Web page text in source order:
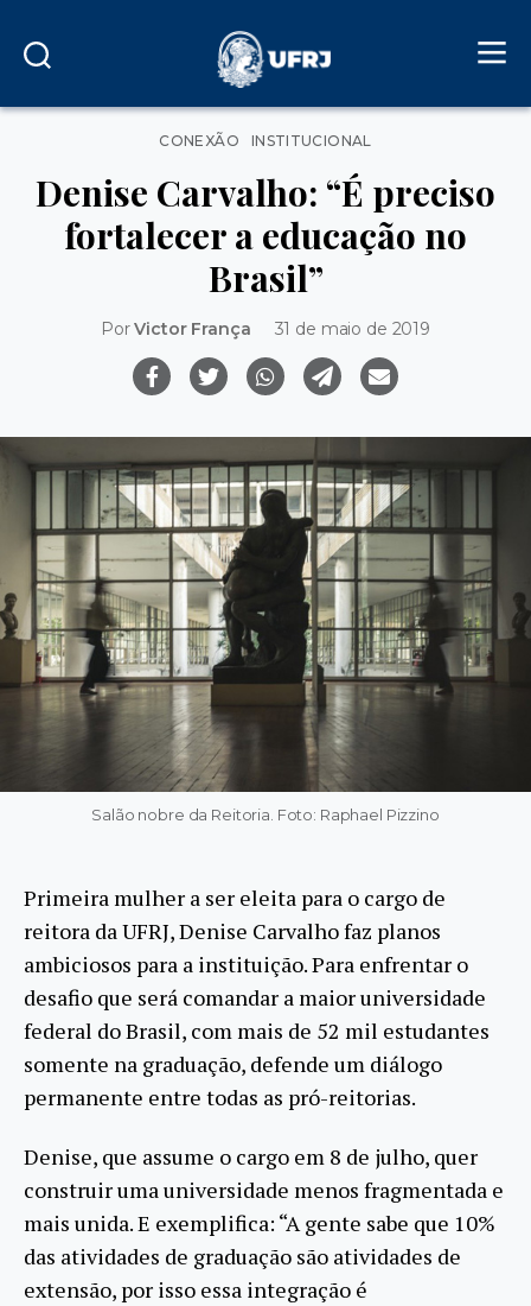
Categorias
CONEXÃO INSTITUCIONAL
Denise Carvalho: “É preciso
fortalecer a educação no
Brasil”
PorVictor França 31 de maio de 2019
Salão nobre da Reitoria. Foto: Raphael Pizzino
Primeira mulher a ser eleita para o cargo de
reitora da UFRJ, Denise Carvalho faz planos
ambiciosos para a instituição. Para enfrentar o
desafio que será comandar a maior universidade
federal do Brasil, com mais de 52 mil estudantes
somente na graduação, defende um diálogo
permanente entre todas as pró-reitorias.
Denise, que assume o cargo em 8 de julho, quer
construir uma universidade menos fragmentada e
mais unida. E exemplifica: “A gente sabe que 10%
das atividades de graduação são atividades de
extensão, por isso essa integração é